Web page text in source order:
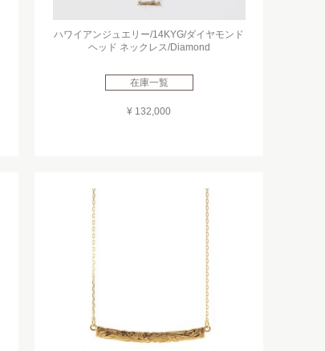
ハワイアンジュエリー/14KYG/ダイヤモンド
ヘッド ネックレス/Diamond
在庫一覧
¥ 132,000